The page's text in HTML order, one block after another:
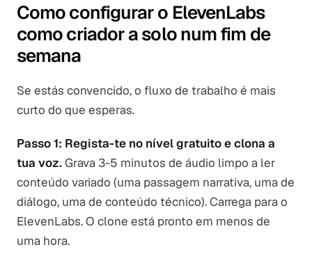
Como configurar o ElevenLabs
como criador a solo num fim de
semana
Se estás convencido, o fluxo de trabalho é mais
curto do que esperas.
Passo 1: Regista-te no nível gratuito e clona a
tua voz.Grava 3-5 minutos de áudio limpo a ler
conteúdo variado (uma passagem narrativa, uma de
diálogo, uma de conteúdo técnico). Carrega para o
ElevenLabs. O clone está pronto em menos de
uma hora.